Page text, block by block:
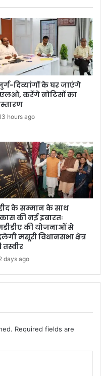
दिव्यांगों के घर जाएंगे
करेंगे नोटिसों का
hours ago
के सम्मान के साथ
की नई इबारतः
की योजनाओं से
मसूरी विधानसभा क्षेत्र
तस्वीर
days ago
Required fields are